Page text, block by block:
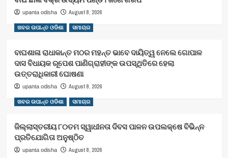
upanta odisha August 8, 2026
ଖବର ଉପାନ୍ତ ଓଡିଶା ସମାଚାର
ବାଘଶାଳା ରାଧାକାନ୍ତ ମଠର ମହନ୍ତ ଭାବେ ଦାୟିତ୍ୱ ନେଲେ ଗୋପାଳ
ଦାସ ବିଧାୟକ ରୂପେଶ ପାଣିଗ୍ରାହୀଙ୍କ ଉପସ୍ଥିତିରେ ହେଲା
ଉତ୍ତରାଧିକାରୀ ଘୋଷଣା
upanta odisha August 8, 2026
ଖବର ଉପାନ୍ତ ଓଡିଶା ସମାଚାର
ଜିଲ୍ଲାସ୍ତରୀୟ ୮୦ତମ ସ୍ୱାଧୀନତା ଦିବସ ପାଳନ ଉପଲକ୍ଷେ ବିଭିନ୍ନ
ପ୍ରତିଯୋଗିତା ଅନୁଷ୍ଠିତ
upanta odisha August 8, 2026